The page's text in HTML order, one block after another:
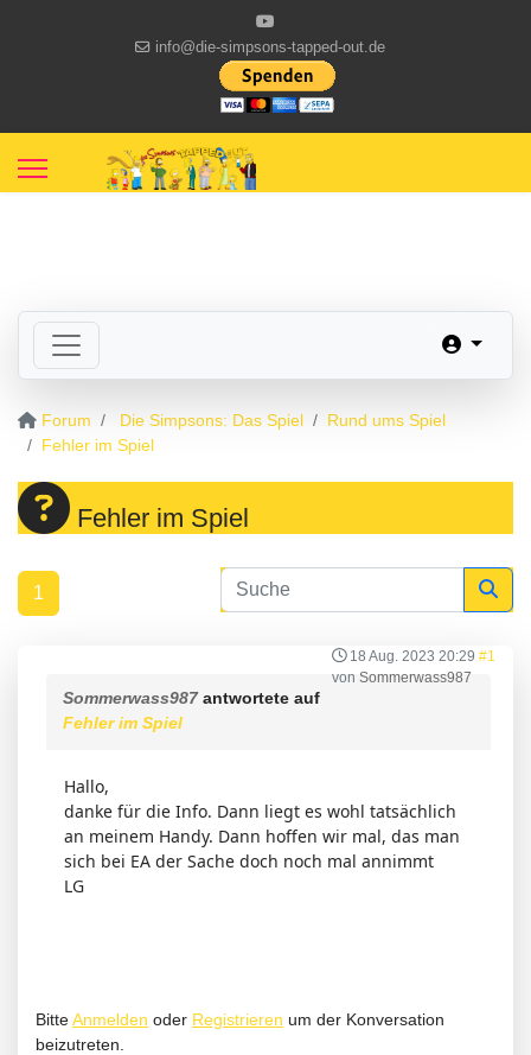
info@die-simpsons-tapped-out.de
Forum Die Simpsons: Das Spiel
Rund ums Spiel
Fehler im Spiel
Fehler im Spiel
1
18 Aug. 2023 20:29 #1
von Sommerwass987
Sommerwass987antwortete auf
Fehler im Spiel
Hallo,
danke für die Info. Dann liegt es wohl tatsächlich
an meinem Handy. Dann hoffen wir mal, das man
sich bei EA der Sache doch noch mal annimmt
LG
BitteAnmelden oder Registrieren um der Konversation
beizutreten.